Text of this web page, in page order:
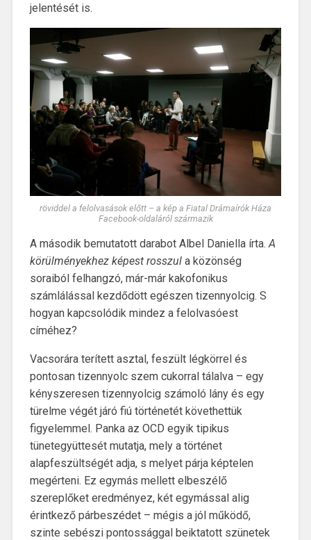
jelentését is.
röviddel a felolvasások előtt – a kép a Fiatal Drámaírók Háza
Facebook-oldaláról származik
A második bemutatott darabot Albel Daniella írta.A
körülményekhez képest rosszula közönség
soraiból felhangzó, már-már kakofonikus
számlálással kezdődött egészen tizennyolcig. S
hogyan kapcsolódik mindez a felolvasóest
címéhez?
Vacsorára terített asztal, feszült légkörrel és
pontosan tizennyolc szem cukorral tálalva – egy
kényszeresen tizennyolcig számoló lány és egy
türelme végét járó fiú történetét követhettük
figyelemmel. Panka az OCD egyik tipikus
tünetegyüttesét mutatja, mely a történet
alapfeszültségét adja, s melyet párja képtelen
megérteni. Ez egymás mellett elbeszélő
szereplőket eredményez, két egymással alig
érintkező párbeszédet – mégis a jól működő,
szinte sebészi pontossággal beiktatott szünetek